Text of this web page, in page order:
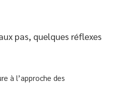
pas, quelques réflexes
à l’approche des